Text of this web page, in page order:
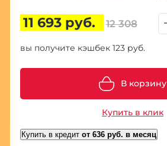
11 693 руб. 12 308
вы получите кэшбек 123 руб.
В корзину
Купить в клик
Купить в кредит от 636 руб. в месяц